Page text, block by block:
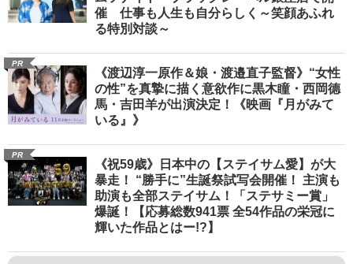
催 仕事も人生も自分らしく～笑顔あふれ
る特別対談～
PR
《渡辺淳一原作＆娘・渡邉直子監督》“女性
の性”を真摯に描く意欲作に黒木瞳・西岡德
馬・吉田羊が出演決定！《映画『月がみて
いる』》
PR
《祝59歳》日本中の【ステイサム愛】が大
暴走！ “勝手に”生誕祭試写会開催！ 主演も
助演も全部ステイサム！「ステサミー賞」
爆誕！【応募総数941票 全54作品の栄冠に
輝いた作品とはー!?】